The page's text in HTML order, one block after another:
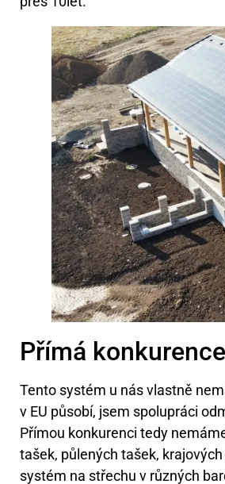
Přímá
Tento systém u nás vlastně
v EU působí, jsem spolupráci
Přímou konkurenci tedy
tašek, půlených tašek,
systém na střechu v různých